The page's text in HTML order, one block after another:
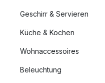
Geschirr & Servieren
Küche & Kochen
Wohnaccessoires
Beleuchtung